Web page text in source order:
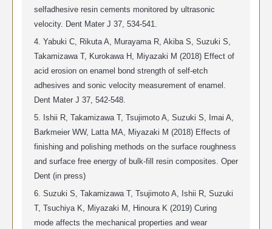
selfadhesive resin cements monitored by ultrasonic
velocity. Dent Mater J 37, 534-541.
4. Yabuki C, Rikuta A, Murayama R, Akiba S, Suzuki S,
Takamizawa T, Kurokawa H, Miyazaki M (2018) Effect of
acid erosion on enamel bond strength of self-etch
adhesives and sonic velocity measurement of enamel.
Dent Mater J 37, 542-548.
5. Ishii R, Takamizawa T, Tsujimoto A, Suzuki S, Imai A,
Barkmeier WW, Latta MA, Miyazaki M (2018) Effects of
finishing and polishing methods on the surface roughness
and surface free energy of bulk-fill resin composites. Oper
Dent (in press)
6. Suzuki S, Takamizawa T, Tsujimoto A, Ishii R, Suzuki
T, Tsuchiya K, Miyazaki M, Hinoura K (2019) Curing
mode affects the mechanical properties and wear